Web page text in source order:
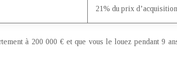
21% du prix d’acquisition
à 200 000 € et que vous le louez pendant 9